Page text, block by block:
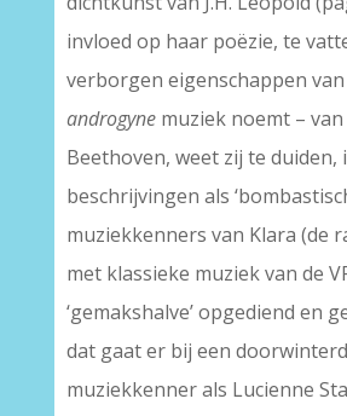
invloed op haar poëzie, te
verborgen eigenschappen van
androgyne muziek noemt –
Beethoven, weet zij te duiden,
beschrijvingen als
muziekkenners van Klara (de
met klassieke muziek van de
‘gemakshalve’ opgediend en
dat gaat er bij een
muziekkenner als Lucienne